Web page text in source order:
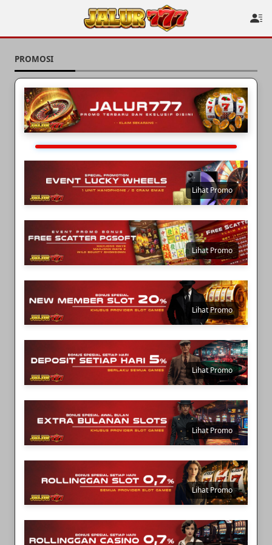
PROMOSI
Lihat Promo
Lihat Promo
Share screenshot ke group komunitas JALUR777 dengan
hastag: #klaimscatterjalur777
Tidak perlu sertakan USER ID
1 User ID hanya bisa klaim maksimal 2x/hari
Reset klaim dilakukan setiap hari pukul 00.00 WIB
(Pergantian hari )
Lihat Promo
Lihat Promo
Lihat Promo
Untuk Hadiah Spektakuler
Dapat Hadiah Uang Tunai
Lihat Promo